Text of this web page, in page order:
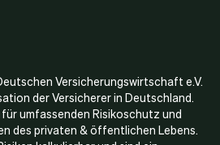
Versicherungswirtschaft e.V.
der Versicherer in Deutschland.
umfassenden Risikoschutz und
des privaten & öffentlichen Lebens.